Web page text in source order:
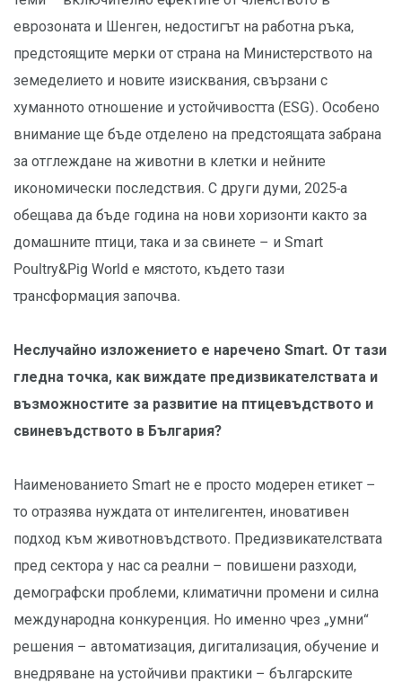
еврозоната и Шенген, недостигът на работна ръка,
предстоящите мерки от страна на Министерството на
земеделието и новите изисквания, свързани с
хуманното отношение и устойчивостта (ESG). Особено
внимание ще бъде отделено на предстоящата забрана
за отглеждане на животни в клетки и нейните
икономически последствия. С други думи, 2025-а
обещава да бъде година на нови хоризонти както за
домашните птици, така и за свинете – и Smart
Poultry&Pig World е мястото, където тази
трансформация започва.
Неслучайно изложението е наречено Smart. От тази
гледна точка, как виждате предизвикателствата и
възможностите за развитие на птицевъдството и
свиневъдството в България?
Наименованието Smart не е просто модерен етикет –
то отразява нуждата от интелигентен, иновативен
подход към животновъдството. Предизвикателствата
пред сектора у нас са реални – повишени разходи,
демографски проблеми, климатични промени и силна
международна конкуренция. Но именно чрез „умни“
решения – автоматизация, дигитализация, обучение и
внедряване на устойчиви практики – българските